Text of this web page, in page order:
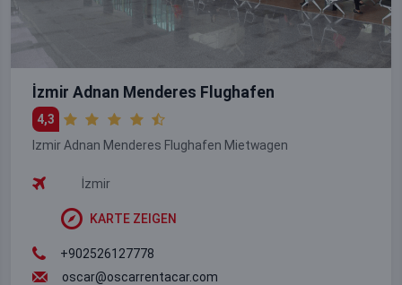
İzmir Adnan Menderes Flughafen
4,3
Izmir Adnan Menderes Flughafen Mietwagen
İzmir
KARTE ZEIGEN
+902526127778
oscar@oscarrentacar.com